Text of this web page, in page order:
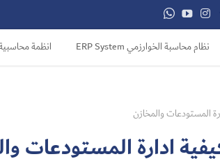
نظام محاسبة الخوارزمي ERP System انظمة
المستودعات والمخازن
ادارة المستودعات